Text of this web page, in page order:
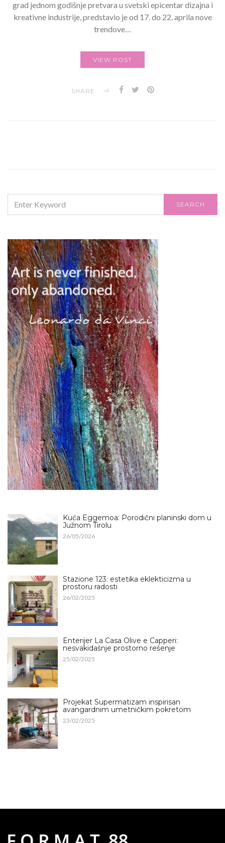
grad jednom godišnje pretvara u svetski epicentar dizajna i
kreativne industrije, predstavio je od 17. do 22. aprila nove
trendove…
VIEW POST
SHARE
FOR:
SEARCH
Kuća Eggemoa: Porodični planinski dom u
Južnom Tirolu
26/05/2026
Stazione 123: estetika eklekticizma u
prostoru radosti
26/02/2025
Enterijer La Casa Olive e Capperi:
nesvakidašnje prostorno rešenje
25/02/2025
Projekat Supermatizam inspirisan
avangardnim umetničkim pokretom
23/02/2025